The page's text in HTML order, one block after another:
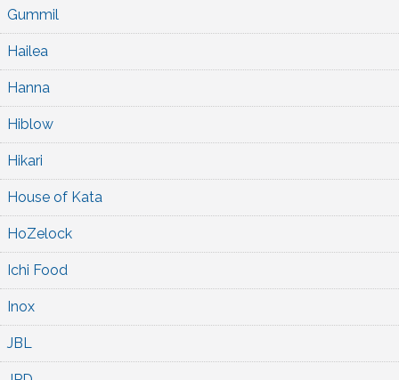
Gummil
Hailea
Hanna
Hiblow
Hikari
House of Kata
HoZelock
Ichi Food
Inox
JBL